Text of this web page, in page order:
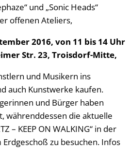
und „Sonic Heads“
offenen Ateliers,
2016, von 11 bis 14 Uhr
Str. 23, Troisdorf-Mitte,
und Musikern ins
auch Kunstwerke kaufen.
und Bürger haben
währenddessen die aktuelle
– KEEP ON WALKING“ in der
zu besuchen. Infos